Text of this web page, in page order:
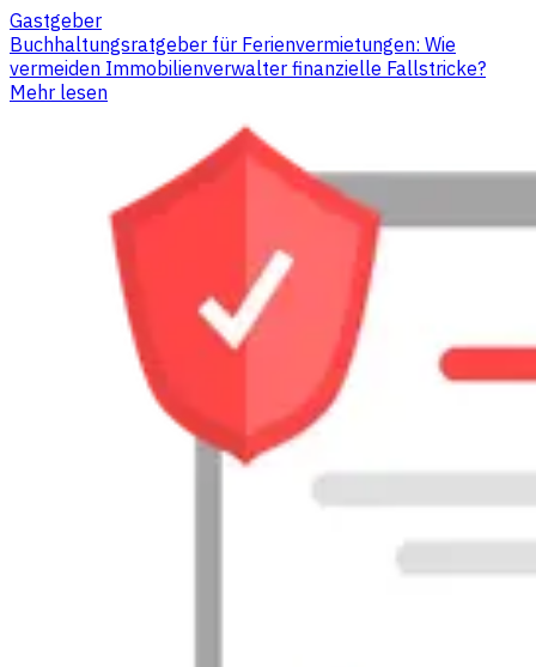
Gastgeber
Buchhaltungsratgeber für Ferienvermietungen: Wie
vermeiden Immobilienverwalter finanzielle Fallstricke?
Mehr lesen